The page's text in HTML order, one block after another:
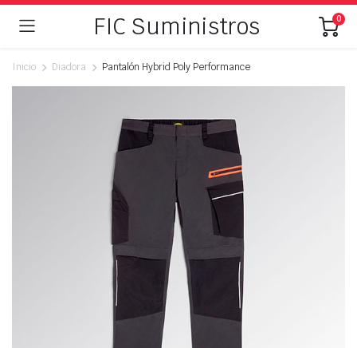
FIC Suministros 0
Inicio Diadora Pantalón Hybrid Poly Performance